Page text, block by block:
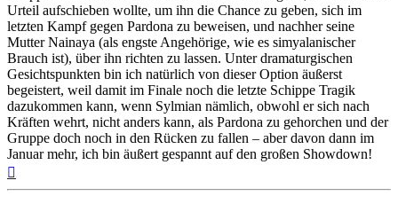
Urteil aufschieben wollte, um ihn die Chance zu geben, sich im
letzten Kampf gegen Pardona zu beweisen, und nachher seine
Mutter Nainaya (als engste Angehörige, wie es simyalanischer
Brauch ist), über ihn richten zu lassen. Unter dramaturgischen
Gesichtspunkten bin ich natürlich von dieser Option äußerst
begeistert, weil damit im Finale noch die letzte Schippe Tragik
dazukommen kann, wenn Sylmian nämlich, obwohl er sich nach
Kräften wehrt, nicht anders kann, als Pardona zu gehorchen und der
Gruppe doch noch in den Rücken zu fallen – aber davon dann im
Januar mehr, ich bin äußert gespannt auf den großen Showdown!